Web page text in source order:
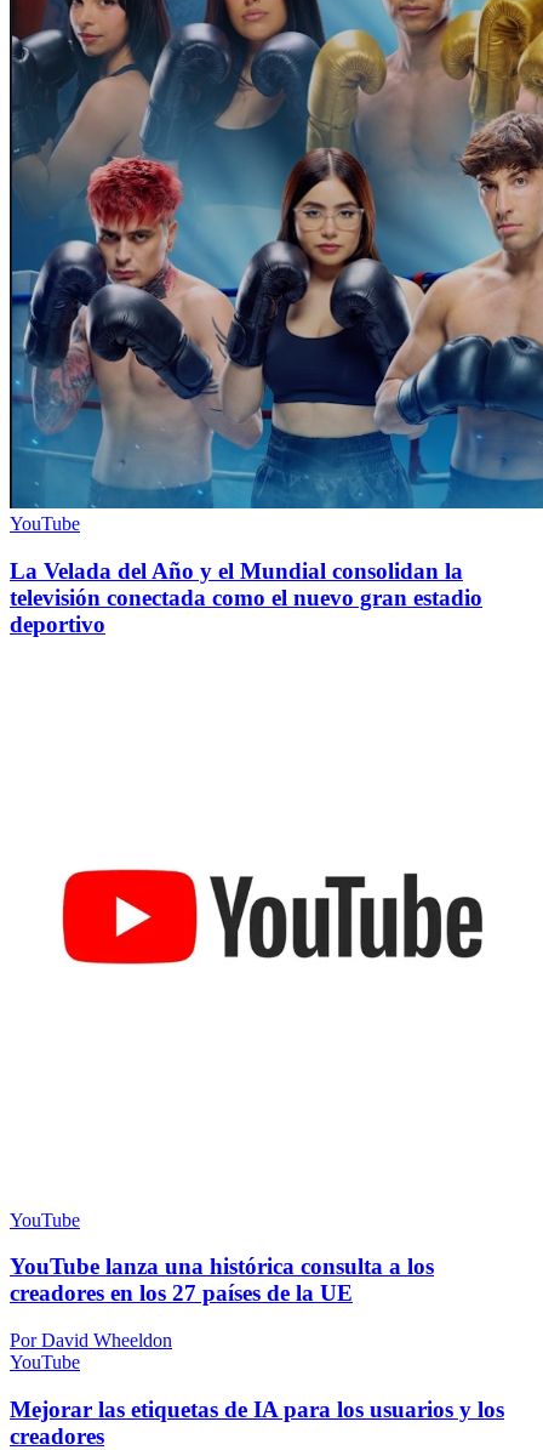
YouTube
La Velada del Año y el Mundial consolidan la
televisión conectada como el nuevo gran estadio
deportivo
YouTube
YouTube lanza una histórica consulta a los
creadores en los 27 países de la UE
Por David Wheeldon
YouTube
Mejorar las etiquetas de IA para los usuarios y los
creadores